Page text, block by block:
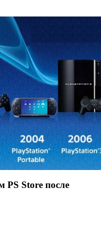
PS Store после